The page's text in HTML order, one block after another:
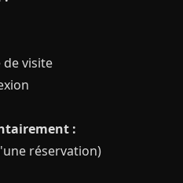
de visite
:
réservation)